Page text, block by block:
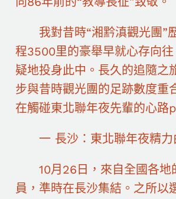
我對昔時“湘黔滇觀光團”
程3500里的豪舉早就心存向
疑地投身此中。長久的追隨之
步與昔時觀光團的足跡數度重
在觸碰東北聯年夜先輩的心路
一 長沙：東北聯年夜精
10月26日，來自全國各地
員，準時在長沙集結。之所以